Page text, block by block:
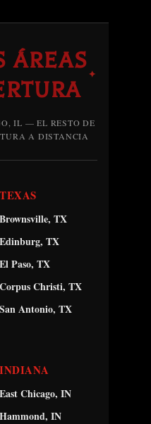
ÁREAS
✦
IL — EL RESTO DE
A DISTANCIA
TEXAS
Brownsville, TX
Edinburg, TX
El Paso, TX
Corpus Christi, TX
San Antonio, TX
INDIANA
East Chicago, IN
Hammond, IN